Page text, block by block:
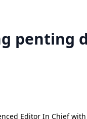
penting
Editor In Chief